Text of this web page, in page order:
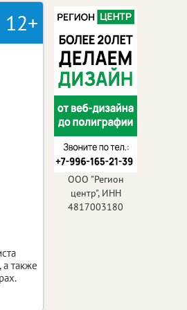
12+
также
ООО "Регион
центр", ИНН
4817003180